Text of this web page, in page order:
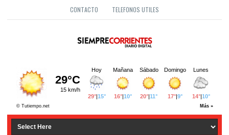
CONTACTO TELEFONOS UTILES